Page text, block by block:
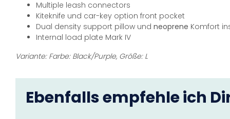
Multiple leash connectors
Kiteknife und car-key option front pocket
Dual density support pillow und neoprene Komfort
Internal load plate Mark IV
Variante: Farbe: Black/Purple, Größe: L
Ebenfalls empfehle ich